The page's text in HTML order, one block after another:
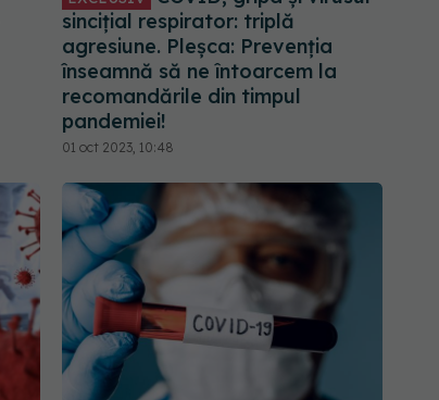
sincițial respirator: triplă
agresiune. Pleșca: Prevenția
înseamnă să ne întoarcem la
recomandările din timpul
pandemiei!
01 oct 2023, 10:48